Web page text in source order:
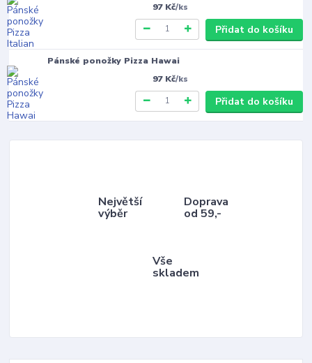
97 Kč/ks
Přidat do košíku
Pánské ponožky Pizza Hawai
97 Kč/ks
Přidat do košíku
Největší
výběr
Doprava
od 59,-
Vše
skladem